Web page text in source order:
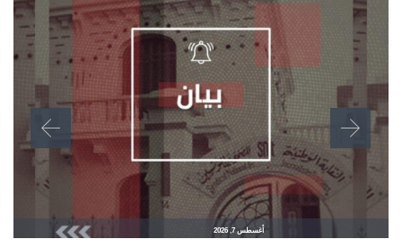
أغسطس 7, 2026